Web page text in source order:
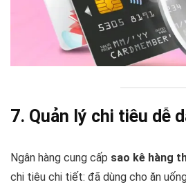
7. Quản lý chi tiêu dễ
Ngân hàng cung cấp sao kê hàng
chi tiêu chi tiết: đã dùng cho ăn